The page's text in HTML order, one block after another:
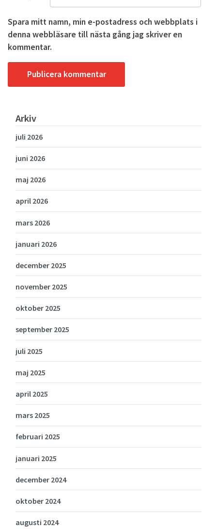
Spara mitt namn, min e-postadress och webbplats i
denna webbläsare till nästa gång jag skriver en
kommentar.
Arkiv
juli 2026
juni 2026
maj 2026
april 2026
mars 2026
januari 2026
december 2025
november 2025
oktober 2025
september 2025
juli 2025
maj 2025
april 2025
mars 2025
februari 2025
januari 2025
december 2024
oktober 2024
augusti 2024